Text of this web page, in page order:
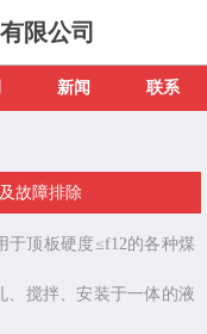
限公司
新闻 联系
故障排除
于顶板硬度≤f12的各种煤
、搅拌、安装于一体的液